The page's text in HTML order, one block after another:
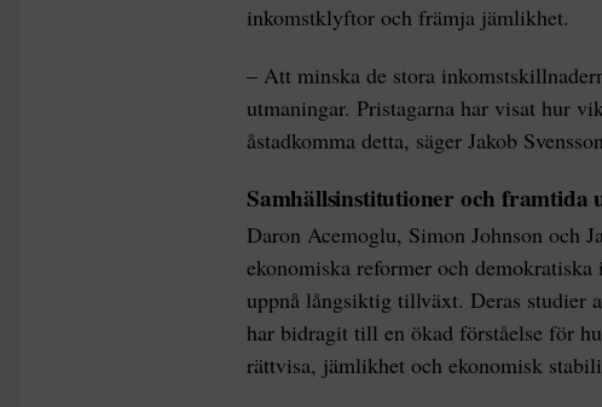
inkomstklyftor och främja jämlikhet.
– Att minska de stora
utmaningar. Pristagarna har visat hur
åstadkomma detta, säger Jakob
Samhällsinstitutioner och framtida
Daron Acemoglu, Simon Johnson och
ekonomiska reformer och
uppnå långsiktig tillväxt. Deras studier
har bidragit till en ökad förståelse för
rättvisa, jämlikhet och ekonomisk